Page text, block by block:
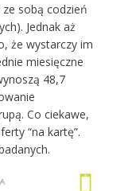
sobą codzień
Jednak aż
że wystarczy im
miesięczne
48,7
Co ciekawe,
“na kartę”.